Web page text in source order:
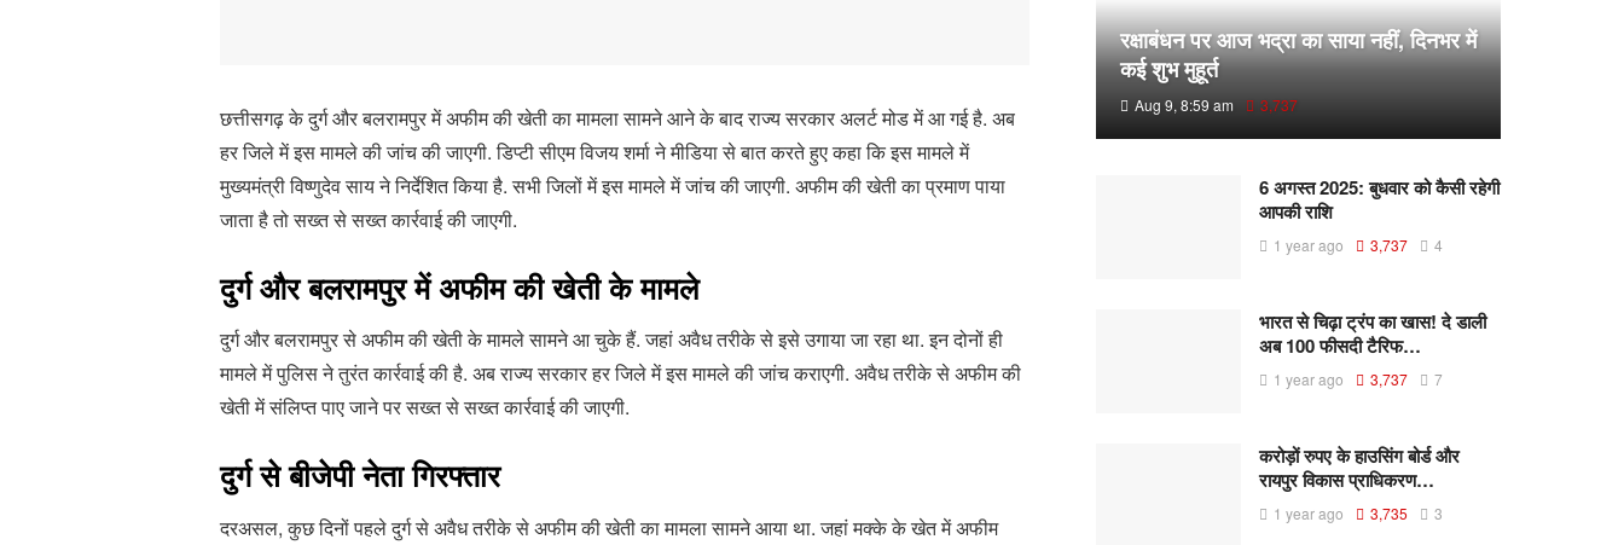
छत्तीसगढ़ के दुर्ग और बलरामपुर में अफीम की खेती का मामला सामने आने के बाद राज्य सरकार अलर्ट मोड में आ गई है. अब
हर जिले में इस मामले की जांच की जाएगी. डिप्टी सीएम विजय शर्मा ने मीडिया से बात करते हुए कहा कि इस मामले में
मुख्यमंत्री विष्णुदेव साय ने निर्देशित किया है. सभी जिलों में इस मामले में जांच की जाएगी. अफीम की खेती का प्रमाण पाया
जाता है तो सख्त से सख्त कार्रवाई की जाएगी.
दुर्ग और बलरामपुर में अफीम की खेती के मामले
दुर्ग और बलरामपुर से अफीम की खेती के मामले सामने आ चुके हैं. जहां अवैध तरीके से इसे उगाया जा रहा था. इन दोनों ही
मामले में पुलिस ने तुरंत कार्रवाई की है. अब राज्य सरकार हर जिले में इस मामले की जांच कराएगी. अवैध तरीके से अफीम की
खेती में संलिप्त पाए जाने पर सख्त से सख्त कार्रवाई की जाएगी.
दुर्ग से बीजेपी नेता गिरफ्तार
दरअसल, कुछ दिनों पहले दुर्ग से अवैध तरीके से अफीम की खेती का मामला सामने आया था. जहां मक्के के खेत में अफीम
रक्षाबंधन पर आज भद्रा का साया नहीं, दिनभर में
कई शुभ मुहूर्त
Aug 9, 8:59 am 3,737
6 अगस्त 2025: बुधवार को कैसी रहेगी
आपकी राशि
1 year ago 3,737 4
भारत से चिढ़ा ट्रंप का खास! दे डाली
अब 100 फीसदी टैरिफ…
1 year ago 3,737 7
करोड़ों रुपए के हाउसिंग बोर्ड और
रायपुर विकास प्राधिकरण…
1 year ago 3,735 3